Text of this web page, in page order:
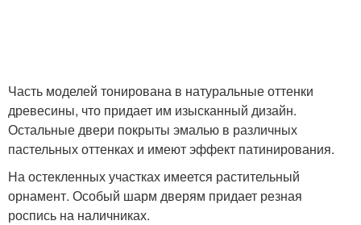
Часть моделей тонирована в натуральные оттенки
древесины, что придает им изысканный дизайн.
Остальные двери покрыты эмалью в различных
пастельных оттенках и имеют эффект патинирования.
На остекленных участках имеется растительный
орнамент. Особый шарм дверям придает резная
роспись на наличниках.